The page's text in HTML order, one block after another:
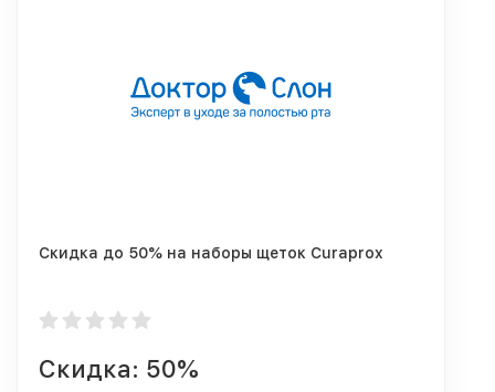
Скидка до 50% на наборы щеток Curaprox
Скидка: 50%